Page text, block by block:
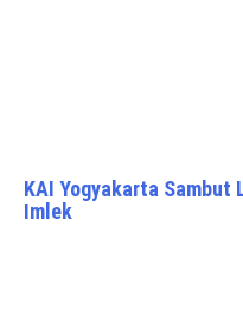
KAI Yogyakarta Sambut
Imlek